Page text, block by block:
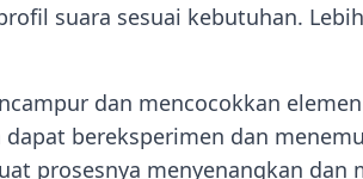
suara sesuai kebutuhan.
dan mencocokkan
bereksperimen dan
prosesnya menyenangkan dan